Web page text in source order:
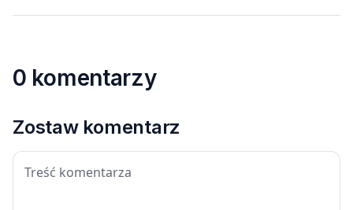
0 komentarzy
Zostaw komentarz